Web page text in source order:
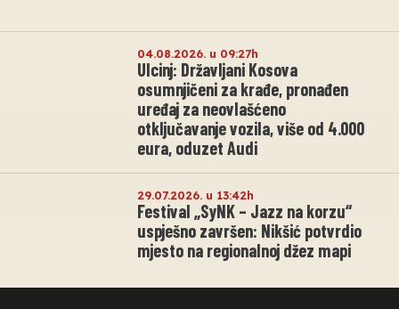
04.08.2026. u 09:27h
Ulcinj: Državljani Kosova
osumnjičeni za krađe, pronađen
uređaj za neovlašćeno
otključavanje vozila, više od 4.000
eura, oduzet Audi
29.07.2026. u 13:42h
Festival „SyNK – Jazz na korzu“
uspješno završen: Nikšić potvrdio
mjesto na regionalnoj džez mapi